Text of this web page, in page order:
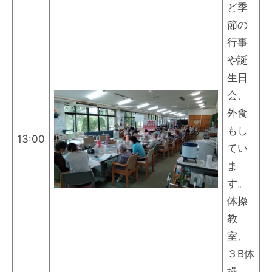
13:00
ど季
節の
行事
や誕
生日
会、
外食
もし
てい
ま
す。
体操
教
室、
３B体